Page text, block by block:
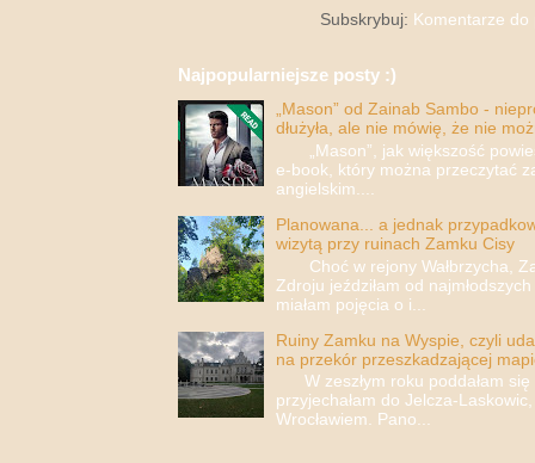
Subskrybuj: Komentarze do
Najpopularniejsze posty :)
„Mason” od Zainab Sambo -
dłużyła, ale nie mówię, że nie
„Mason”, jak większość
e-book, który można przeczytać
angielskim....
Planowana... a jednak
wizytą przy ruinach Zamku Cisy
Choć w rejony Wałbrzycha,
Zdroju jeździłam od
miałam pojęcia o i...
Ruiny Zamku na Wyspie, czyli
na przekór przeszkadzającej
W zeszłym roku poddałam się
przyjechałam do Jelcza-
Wrocławiem. Pano...